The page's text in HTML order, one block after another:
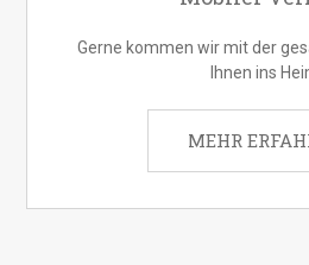
Gerne kommen wir mit der
Ihnen ins
MEHR